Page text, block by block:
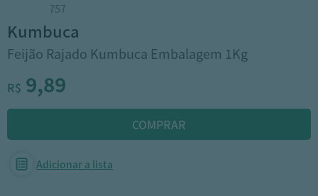
Cód: 132757
kumbuca
Feijão Rajado Kumbuca Embalagem 1Kg
R$ 9,89
Adicionar a lista